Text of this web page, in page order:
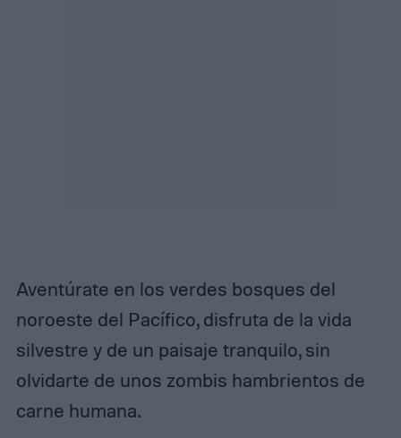
Aventúrate en los verdes bosques del
noroeste del Pacífico, disfruta de la vida
silvestre y de un paisaje tranquilo, sin
olvidarte de unos zombis hambrientos de
carne humana.